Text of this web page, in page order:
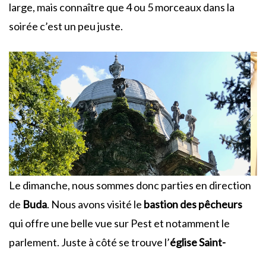
large, mais connaître que 4 ou 5 morceaux dans la
soirée c’est un peu juste.
Le dimanche, nous sommes donc parties en direction
de Buda. Nous avons visité le bastion des pêcheurs
qui offre une belle vue sur Pest et notamment le
parlement. Juste à côté se trouve l’église Saint-